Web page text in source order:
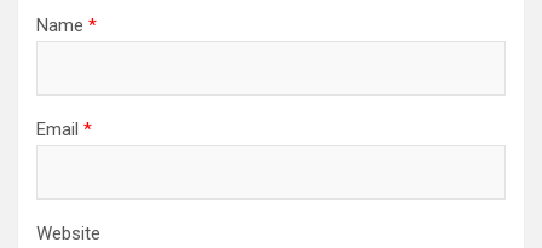
Name *
Email *
Website